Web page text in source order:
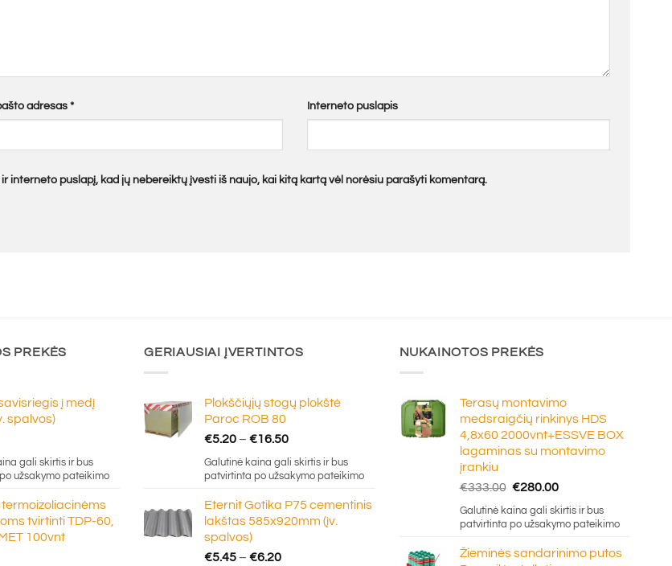
adresas* Interneto puslapis
interneto puslapį, kad jų nebereiktų įvesti iš naujo, kai kitą kartą vėl norėsiu parašyti komentarą.
PREKĖS
į medį
spalvos)
gali skirtis ir bus
užsakymo pateikimo
tvirtinti TDP-60,
100vnt
GERIAUSIAI ĮVERTINTOS
Plokščiųjų stogų plokštė
Paroc ROB 80
€5.20 – €16.50Price
range:
€5.20
€16.50
Galutinė kaina gali skirtis ir bus
patvirtinta po užsakymo pateikimo
Eternit Gotika P75 cementinis
lakštas 585x920mm (įv.
spalvos)
€5.45 – €6.20Price
NUKAINOTOS PREKĖS
Terasų montavimo
medsraigčių rinkinys HDS
4,8x60 2000vnt+ESSVE BOX
lagaminas su montavimo
įrankiu
€333.00 Original
price
was:
€280.00Current
price
is:
Galutinė kaina gali skirtis ir bus
patvirtinta po užsakymo pateikimo
Žieminės sandarinimo putos